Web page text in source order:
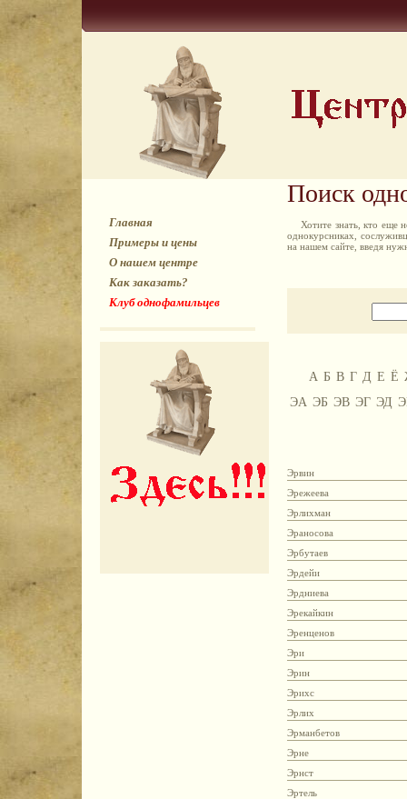
Главная
Примеры и цены
О нашем центре
Как заказать?
Клуб однофамильцев
Поиск
Хотите знать, кто еще
однокурсниках,
на нашем сайте, введя
А Б В Г Д Е Ё
ЭА ЭБ ЭВ ЭГ ЭД
Эрвин
Эрежеева
Эрлихман
Эраносова
Эрбутаев
Эрдейи
Эрдниева
Эрекайкин
Эренценов
Эри
Эрин
Эрихс
Эрлих
Эрманбетов
Эрне
Эрнст
Эртель